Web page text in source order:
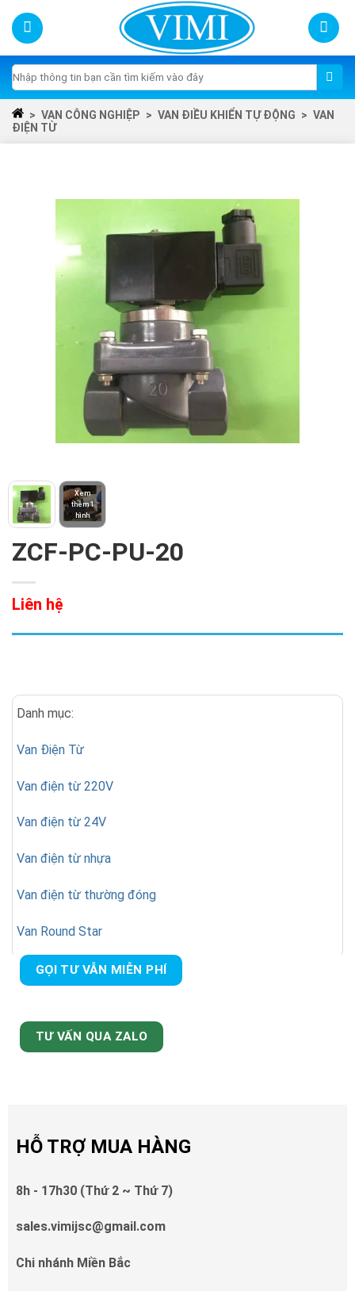
Skip
content
Tìm
kiếm:
> VAN CÔNG NGHIỆP > VAN ĐIỀU KHIỂN TỰ ĐỘNG > VAN
ĐIỆN TỪ
Xem
thêm 1
hình
ZCF-PC-PU-20
Liên hệ
Danh mục:
Van Điện Từ
Van điện từ 220V
Van điện từ 24V
Van điện từ nhựa
Van điện từ thường đóng
Van Round Star
GỌI TƯ VẪN MIỄN PHÍ
TƯ VẤN QUA ZALO
HỖ TRỢ MUA HÀNG
8h - 17h30 (Thứ 2 ~ Thứ 7)
sales.vimijsc@gmail.com
Chi nhánh Miền Bắc